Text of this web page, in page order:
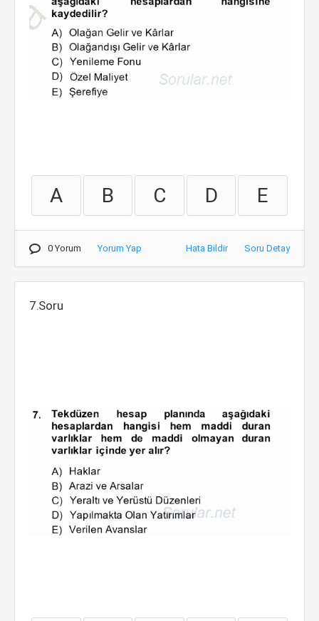
A B C D E
0 Yorum Yorum Yap Hata Bildir Soru Detay
7.Soru